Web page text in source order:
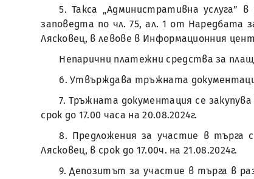
5. Такса „Административна услуга”
заповедта по чл. 75, ал. 1 от Наредбата
Лясковец, в левове в Информационния
Непарични платежни средства за
6. Утвърждава тръжната
7. Тръжната документация се
срок до 17.00 часа на 20.08.2024г.
8. Предложения за участие в търга
Лясковец, в срок до 17.00ч. на 21.08.2024г.
9. Депозитът за участие в търга в